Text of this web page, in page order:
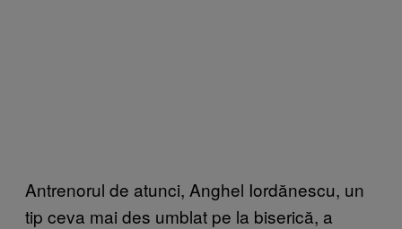
Antrenorul de atunci, Anghel Iordănescu, un
tip ceva mai des umblat pe la biserică, a